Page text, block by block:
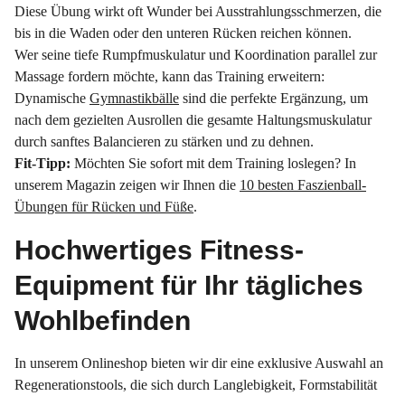
Diese Übung wirkt oft Wunder bei Ausstrahlungsschmerzen, die
bis in die Waden oder den unteren Rücken reichen können.
Wer seine tiefe Rumpfmuskulatur und Koordination parallel zur
Massage fordern möchte, kann das Training erweitern:
Dynamische Gymnastikbälle sind die perfekte Ergänzung, um
nach dem gezielten Ausrollen die gesamte Haltungsmuskulatur
durch sanftes Balancieren zu stärken und zu dehnen.
Fit-Tipp: Möchten Sie sofort mit dem Training loslegen? In
unserem Magazin zeigen wir Ihnen die 10 besten Faszienball-
Übungen für Rücken und Füße.
Hochwertiges Fitness-
Equipment für Ihr tägliches
Wohlbefinden
In unserem Onlineshop bieten wir dir eine exklusive Auswahl an
Regenerationstools, die sich durch Langlebigkeit, Formstabilität